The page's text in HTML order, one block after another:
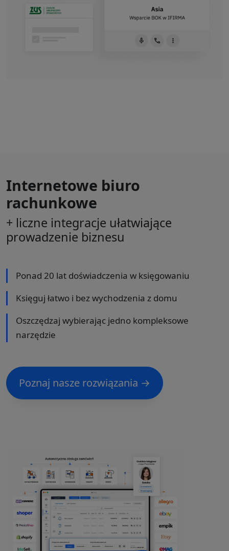
Internetowe biuro
rachunkowe
+ liczne integracje ułatwiające
prowadzenie biznesu
Ponad 20 lat doświadczenia w księgowaniu
Księguj łatwo i bez wychodzenia z domu
Oszczędzaj wybierając jedno kompleksowe
narzędzie
Poznaj nasze rozwiązania →